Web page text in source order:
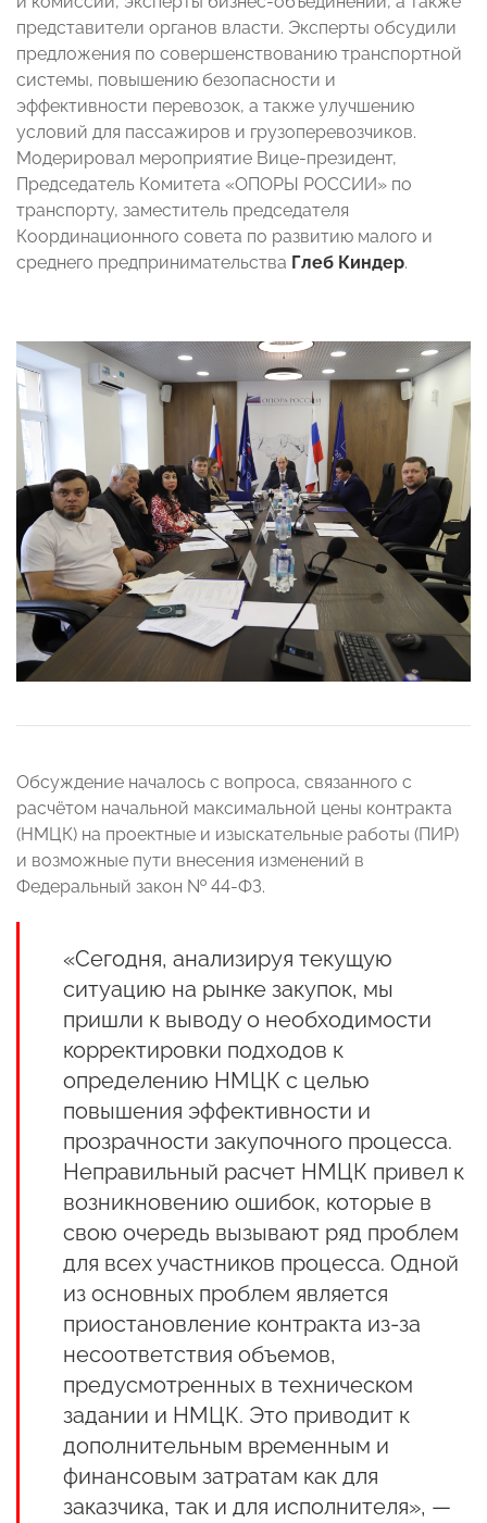
представители органов власти. Эксперты обсудили
предложения по совершенствованию транспортной
системы, повышению безопасности и
эффективности перевозок, а также улучшению
условий для пассажиров и грузоперевозчиков.
Модерировал мероприятие Вице-президент,
Председатель Комитета «ОПОРЫ РОССИИ» по
транспорту, заместитель председателя
Координационного совета по развитию малого и
среднего предпринимательства Глеб Киндер.
Обсуждение началось с вопроса, связанного с
расчётом начальной максимальной цены контракта
(НМЦК) на проектные и изыскательные работы (ПИР)
и возможные пути внесения изменений в
Федеральный закон № 44-ФЗ.
«Сегодня, анализируя текущую
ситуацию на рынке закупок, мы
пришли к выводу о необходимости
корректировки подходов к
определению НМЦК с целью
повышения эффективности и
прозрачности закупочного процесса.
Неправильный расчет НМЦК привел к
возникновению ошибок, которые в
свою очередь вызывают ряд проблем
для всех участников процесса. Одной
из основных проблем является
приостановление контракта из-за
несоответствия объемов,
предусмотренных в техническом
задании и НМЦК. Это приводит к
дополнительным временным и
финансовым затратам как для
заказчика, так и для исполнителя», —